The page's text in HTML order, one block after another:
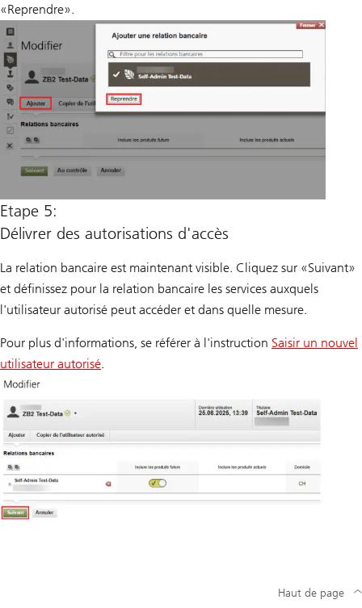
«Reprendre».
Etape 5:
Délivrer des autorisations d'accès
La relation bancaire est maintenant visible. Cliquez sur «Suivant»
et définissez pour la relation bancaire les services auxquels
l'utilisateur autorisé peut accéder et dans quelle mesure.
Pour plus d'informations, se référer à l'instruction Saisir un nouvel
utilisateur autorisé.
Haut de page